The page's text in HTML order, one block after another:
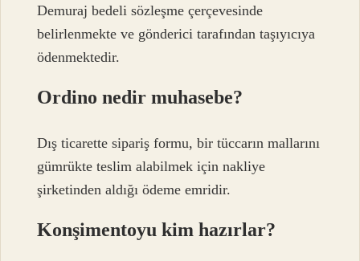
Demuraj bedeli sözleşme çerçevesinde
belirlenmekte ve gönderici tarafından taşıyıcıya
ödenmektedir.
Ordino nedir muhasebe?
Dış ticarette sipariş formu, bir tüccarın mallarını
gümrükte teslim alabilmek için nakliye
şirketinden aldığı ödeme emridir.
Konşimentoyu kim hazırlar?